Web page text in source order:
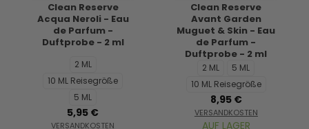
Clean Reserve
Acqua Neroli - Eau
de Parfum -
Duftprobe - 2 ml
2 ML
10 ML Reisegröße
5 ML
5,95 €
VERSANDKOSTEN
Clean Reserve
Avant Garden
Muguet & Skin - Eau
de Parfum -
Duftprobe - 2 ml
2 ML
5 ML
10 ML Reisegröße
8,95 €
VERSANDKOSTEN
AUF LAGER